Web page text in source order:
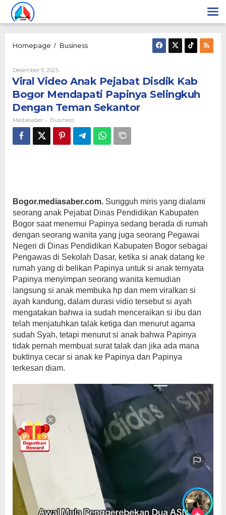
Lewati
konten
Homepage / Business‎Viral
Disdik
Kab
Bogor
Mendapati
Selingkuh
Dengan
Teman
Desember 9, 2025Oleh
Mediasaber
‎Viral Video Anak Pejabat Disdik Kab
Bogor Mendapati Papinya Selingkuh
Dengan Teman Sekantor‎
Mediasaber - Business
Bogor.mediasaber.com. ‎ Sungguh miris yang dialami
seorang anak Pejabat Dinas Pendidikan Kabupaten
Bogor saat menemui Papinya sedang berada di rumah
dengan seorang wanita yang juga seorang Pegawai
Negeri di Dinas Pendidikan Kabupaten Bogor sebagai
Pengawas di Sekolah Dasar, ketika si anak datang ke
rumah yang di belikan Papinya untuk si anak ternyata
Papinya menyimpan seorang wanita kemudian
langsung si anak membuka hp dan mem viralkan si
ayah kandung, dalam durasi vidio tersebut si ayah
mengatakan bahwa ia sudah menceraikan si ibu dan
telah menjatuhkan talak ketiga dan menurut agama
sudah Syah, tetapi menurut si anak bahwa Papinya
tidak pernah membuat surat talak dan jika ada mana
buktinya cecar si anak ke Papinya dan Papinya
terkesan diam.